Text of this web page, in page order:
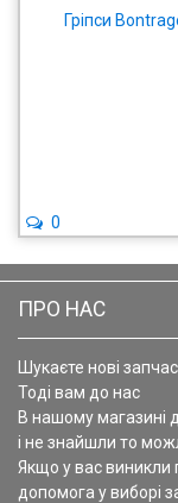
Гріпси
0
ПРО НАС
Шукаєте нові
Тоді вам до нас
В нашому магазині
і не знайшли то
Якщо у вас виникли
допомога у виборі